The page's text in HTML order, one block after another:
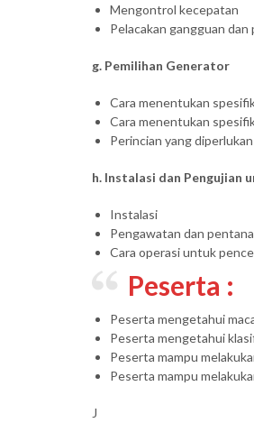
Mengontrol kecepatan
Pelacakan gangguan dan
g. Pemilihan Generator
Cara menentukan
Cara menentukan
Perincian yang
h. Instalasi dan Pengujian
Instalasi
Pengawatan dan
Cara operasi untuk
Peserta :
Peserta mengetahui
Peserta mengetahui
Peserta mampu
Peserta mampu
J